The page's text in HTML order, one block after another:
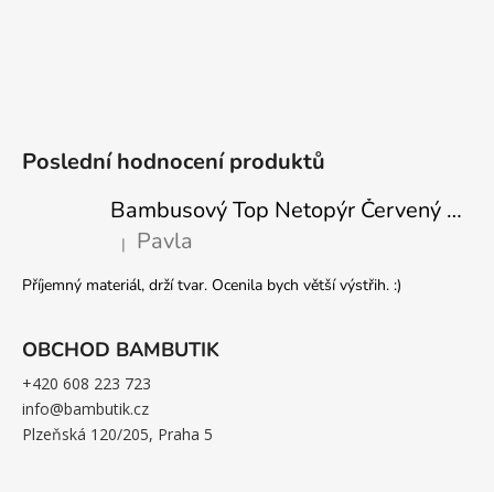
Poslední hodnocení produktů
Bambusový Top Netopýr Červený 3/4 Rukáv Volný Střih Dámský
Hodnocení produktu je 5 z 5 hvězdiček.
| Pavla
Příjemný materiál, drží tvar. Ocenila bych větší výstřih. :)
OBCHOD BAMBUTIK
+420 608 223 723
info@bambutik.cz
Plzeňská 120/205, Praha 5